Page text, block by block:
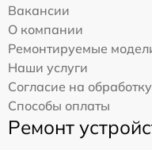
Вакансии
О компании
Ремонтируемые
Наши услуги
Согласие на
Способы оплаты
Ремонт